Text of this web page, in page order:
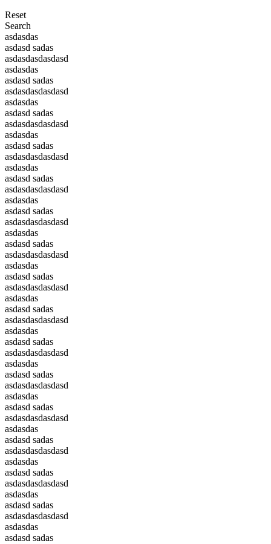
Reset
Search
asdasdas
asdasd sadas
asdasdasdasdasd
asdasdas
asdasd sadas
asdasdasdasdasd
asdasdas
asdasd sadas
asdasdasdasdasd
asdasdas
asdasd sadas
asdasdasdasdasd
asdasdas
asdasd sadas
asdasdasdasdasd
asdasdas
asdasd sadas
asdasdasdasdasd
asdasdas
asdasd sadas
asdasdasdasdasd
asdasdas
asdasd sadas
asdasdasdasdasd
asdasdas
asdasd sadas
asdasdasdasdasd
asdasdas
asdasd sadas
asdasdasdasdasd
asdasdas
asdasd sadas
asdasdasdasdasd
asdasdas
asdasd sadas
asdasdasdasdasd
asdasdas
asdasd sadas
asdasdasdasdasd
asdasdas
asdasd sadas
asdasdasdasdasd
asdasdas
asdasd sadas
asdasdasdasdasd
asdasdas
asdasd sadas